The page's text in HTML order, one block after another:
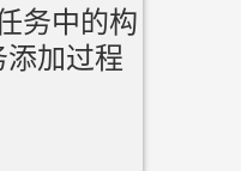
务中的构
加过程